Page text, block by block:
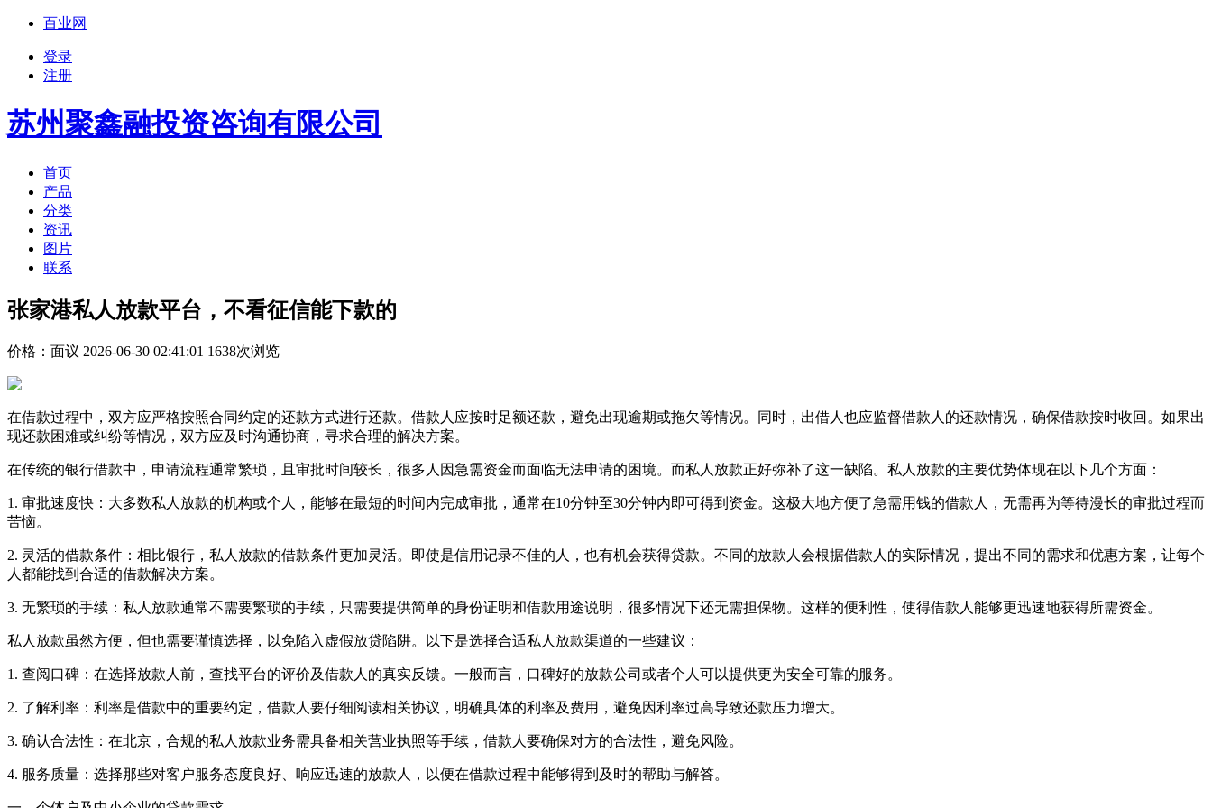
百业网
登录
注册
苏州聚鑫融投资咨询有限公司
首页
产品
分类
资讯
图片
联系
张家港私人放款平台，不看征信能下款的
价格： 面议 2026-06-30 02:41:01 1638次浏览
在借款过程中，双方应严格按照合同约定的还款方式进行还款。借款人应按时足额还款，避免出现逾期或拖欠等情况。同时，出借人也应监督借款人的还款情况，确保借款按时收回。如果出
现还款困难或纠纷等情况，双方应及时沟通协商，寻求合理的解决方案。
在传统的银行借款中，申请流程通常繁琐，且审批时间较长，很多人因急需资金而面临无法申请的困境。而私人放款正好弥补了这一缺陷。私人放款的主要优势体现在以下几个方面：
1. 审批速度快：大多数私人放款的机构或个人，能够在最短的时间内完成审批，通常在10分钟至30分钟内即可得到资金。这极大地方便了急需用钱的借款人，无需再为等待漫长的审批过程而
苦恼。
2. 灵活的借款条件：相比银行，私人放款的借款条件更加灵活。即使是信用记录不佳的人，也有机会获得贷款。不同的放款人会根据借款人的实际情况，提出不同的需求和优惠方案，让每个
人都能找到合适的借款解决方案。
3. 无繁琐的手续：私人放款通常不需要繁琐的手续，只需要提供简单的身份证明和借款用途说明，很多情况下还无需担保物。这样的便利性，使得借款人能够更迅速地获得所需资金。
私人放款虽然方便，但也需要谨慎选择，以免陷入虚假放贷陷阱。以下是选择合适私人放款渠道的一些建议：
1. 查阅口碑：在选择放款人前，查找平台的评价及借款人的真实反馈。一般而言，口碑好的放款公司或者个人可以提供更为安全可靠的服务。
2. 了解利率：利率是借款中的重要约定，借款人要仔细阅读相关协议，明确具体的利率及费用，避免因利率过高导致还款压力增大。
3. 确认合法性：在北京，合规的私人放款业务需具备相关营业执照等手续，借款人要确保对方的合法性，避免风险。
4. 服务质量：选择那些对客户服务态度良好、响应迅速的放款人，以便在借款过程中能够得到及时的帮助与解答。